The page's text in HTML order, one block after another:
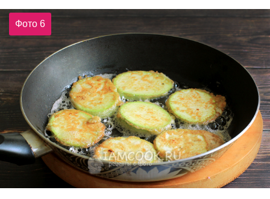
Фото 6